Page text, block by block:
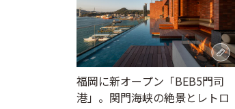
福岡に新オープン「BEB5門司
港」。関門海峡の絶景とレトロ